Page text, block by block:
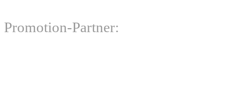
Promotion-Partner: